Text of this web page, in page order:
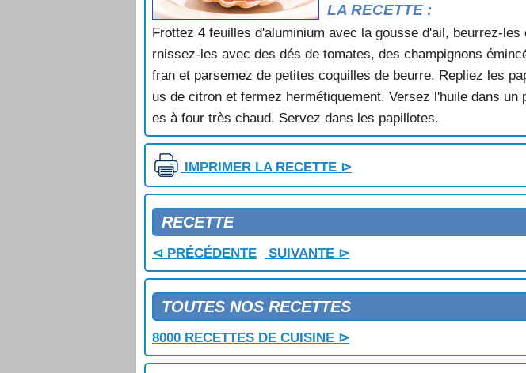
CRABE EN COCOTTE A LA TOMATE
CRABE FARCI
CRABE FARCI A LA BRETONNE
CRABE FARCI A LA CREOLE
CRABE FARCI AU GOUDA
CRABE FLAMBE
CRABE MATOUTOU
CRABE TARTARE
CREME DE CRABE ET DE CAROTTES
CREPES AUX FRUITS DE MER
CREVETTES A LA SAUCE ROSE
CREVETTES A LA SAUCE ROUGE
CREVETTES A LA SEU TCHOUAN
CREVETTES A L'ORANAISE
CREVETTES AU GINGEMBRE
CREVETTES AU POIVRE VERT
CREVETTES EN GELEE
LA RECETTE :
Frottez 4 feuilles d'aluminium avec la gousse d'ail, beurrez-
rnissez-les avec des dés de tomates, des champignons
fran et parsemez de petites coquilles de beurre. Repliez les
us de citron et fermez hermétiquement. Versez l'huile dans
es à four très chaud. Servez dans les papillotes.
IMPRIMER LA RECETTE ⊳
RECETTE
⊲ PRÉCÉDENTE SUIVANTE ⊳
TOUTES NOS RECETTES
8000 RECETTES DE CUISINE ⊳